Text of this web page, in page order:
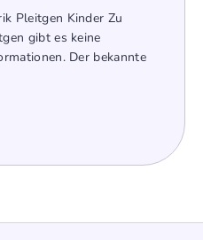
Pleitgen Kinder Zu
gibt es keine
Der bekannte